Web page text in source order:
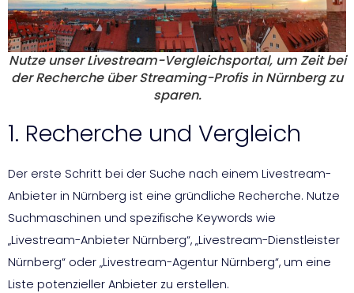
Nutze unser Livestream-Vergleichsportal, um Zeit bei
der Recherche über Streaming-Profis in Nürnberg zu
sparen.
1. Recherche und Vergleich
Der erste Schritt bei der Suche nach einem Livestream-
Anbieter in Nürnberg ist eine gründliche Recherche. Nutze
Suchmaschinen und spezifische Keywords wie
„Livestream-Anbieter Nürnberg“, „Livestream-Dienstleister
Nürnberg“ oder „Livestream-Agentur Nürnberg“, um eine
Liste potenzieller Anbieter zu erstellen.